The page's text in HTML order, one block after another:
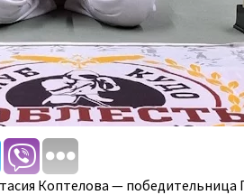
Коптелова — победительница